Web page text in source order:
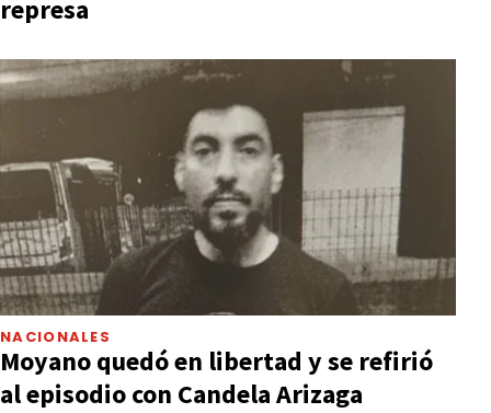
represa
NACIONALES
Moyano quedó en libertad y se refirió
al episodio con Candela Arizaga